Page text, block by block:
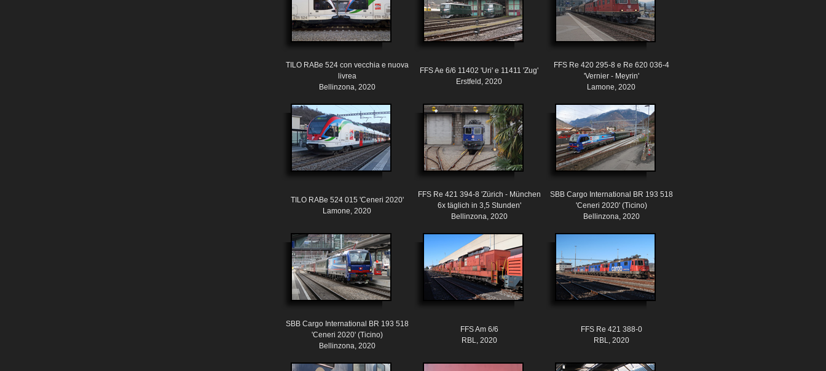
TILO RABe 524 con vecchia e nuova
livrea
Bellinzona, 2020
FFS Ae 6/6 11402 'Uri' e 11411 'Zug'
Erstfeld, 2020
FFS Re 420 295-8 e Re 620 036-4
'Vernier - Meyrin'
Lamone, 2020
TILO RABe 524 015 'Ceneri 2020'
Lamone, 2020
FFS Re 421 394-8 'Zürich - München
6x täglich in 3,5 Stunden'
Bellinzona, 2020
SBB Cargo International BR 193 518
'Ceneri 2020' (Ticino)
Bellinzona, 2020
SBB Cargo International BR 193 518
'Ceneri 2020' (Ticino)
Bellinzona, 2020
FFS Am 6/6
RBL, 2020
FFS Re 421 388-0
RBL, 2020